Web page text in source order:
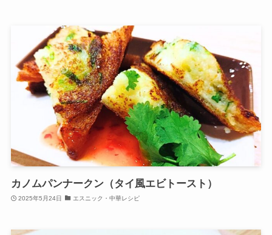
カノムパンナークン（タイ風エビトースト）
2025年5月24日 エスニック・中華レシピ